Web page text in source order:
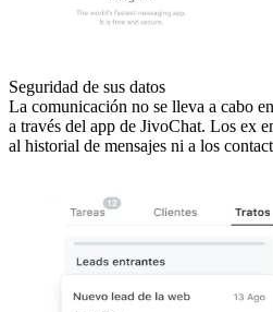
Seguridad de sus datos
La comunicación no se lleva a cabo
a través del app de JivoChat. Los ex
al historial de mensajes ni a los